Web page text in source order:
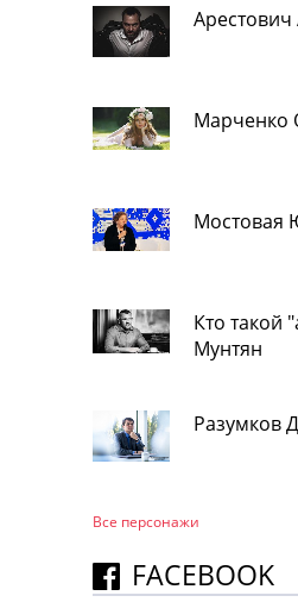
Марченко
Мостовая
Кто такой
Мунтян
Разумков
Все персонажи
FACEBOOK